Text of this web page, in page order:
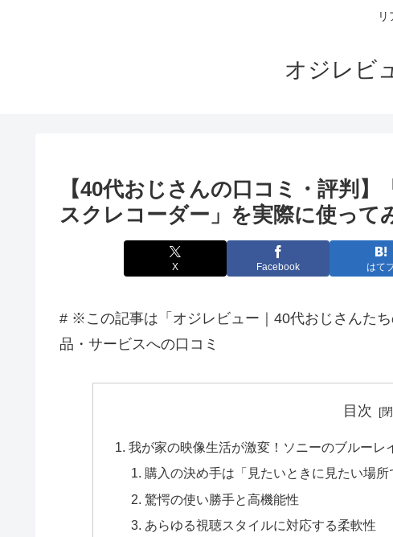
オジレビ
【40代おじさんの口コミ・評判
スクレコーダー」を実際に使って
X Facebook はて
# ※この記事は「オジレビュー｜40代おじさんた
品・サービスへの口コミ
目次
我が家の映像生活が激変！ソニーのブルー
購入の決め手は「見たいときに見たい場所
驚愕の使い勝手と高機能性
あらゆる視聴スタイルに対応する柔軟性